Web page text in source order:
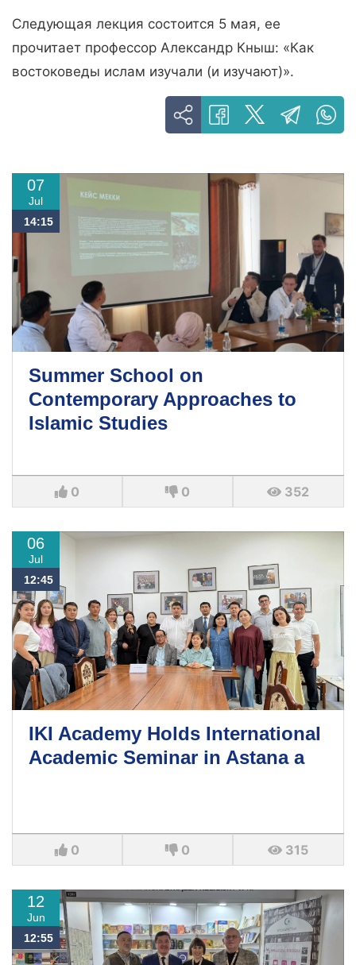
Следующая лекция состоится 5 мая, ее
прочитает профессор Александр Кныш: «Как
востоковеды ислам изучали (и изучают)».
07
Jul
14:15
Summer School on
Contemporary Approaches to
Islamic Studies
0 0 352
06
Jul
12:45
IKI Academy Holds International
Academic Seminar in Astana a
0 0 315
12
Jun
12:55